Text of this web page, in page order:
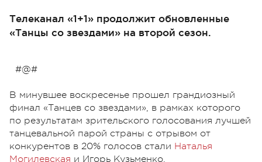
Телеканал «1+1» продолжит обновленные
«Танцы со звездами» на второй сезон.
#@#
В минувшее воскресенье прошел грандиозный
финал «Танцев со звездами», в рамках которого
по результатам зрительского голосования лучшей
танцевальной парой страны с отрывом от
конкурентов в 20% голосов стали Наталья
Могилевская и Игорь Кузьменко.